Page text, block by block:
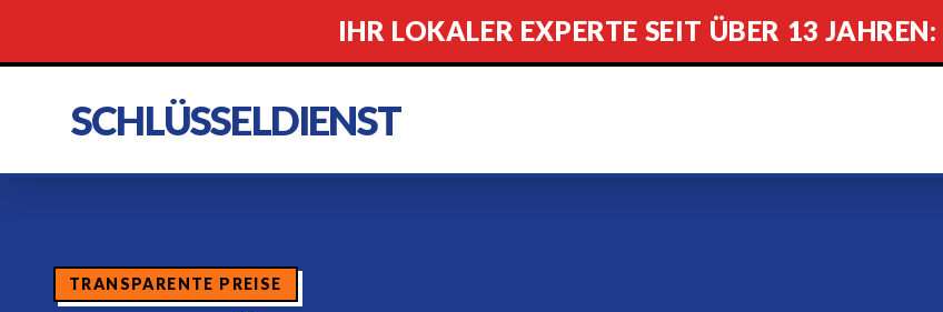
IHR LOKALER EXPERTE SEIT ÜBER 13 JAHREN:
SCHLÜSSELDIENST
TRANSPARENTE PREISE